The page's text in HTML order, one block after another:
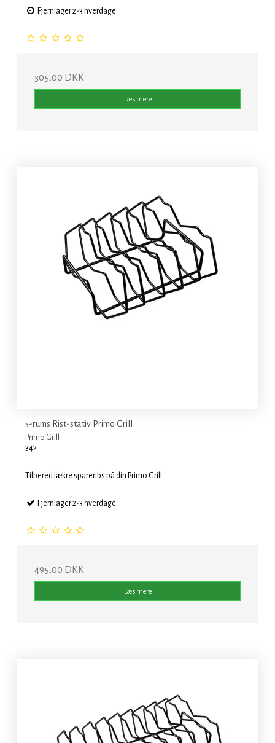
Fjernlager 2-3 hverdage
305,00 DKK
Læs mere
5-rums Rist-stativ Primo Grill
Primo Grill
342
Tilbered lækre spareribs på din Primo Grill
Fjernlager 2-3 hverdage
495,00 DKK
Læs mere